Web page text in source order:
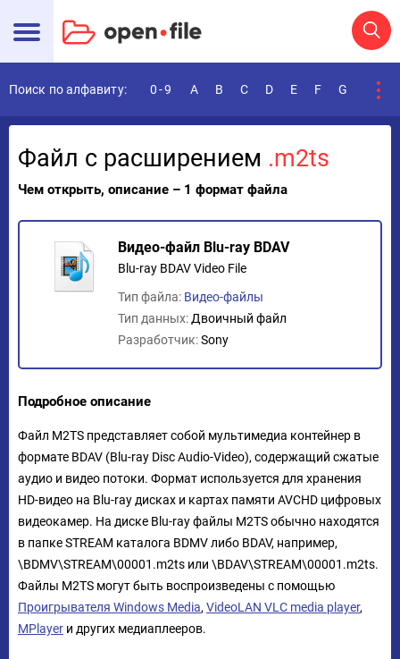
Поиск по алфавиту: 0-9 A B C D E F G
Файл с расширением .m2ts
Чем открыть, описание – 1 формат файла
Видео-файл Blu-ray BDAV
Blu-ray BDAV Video File
Тип файла: Видео-файлы
Тип данных: Двоичный файл
Разработчик:Sony
Подробное описание
Файл M2TS представляет собой мультимедиа контейнер в
формате BDAV (Blu-ray Disc Audio-Video), содержащий сжатые
аудио и видео потоки. Формат используется для хранения
HD-видео на Blu-ray дисках и картах памяти AVCHD цифровых
видеокамер. На диске Blu-ray файлы M2TS обычно находятся
в папке STREAM каталога BDMV либо BDAV, например,
\BDMV\STREAM\00001.m2ts или \BDAV\STREAM\00001.m2ts.
Файлы M2TS могут быть воспроизведены с помощью
Проигрывателя Windows Media, VideoLAN VLC media player,
MPlayer и других медиаплееров.